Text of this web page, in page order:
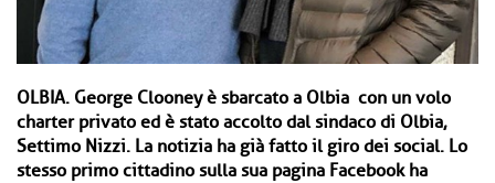
OLBIA. George Clooney è sbarcato a Olbia con un volo
charter privato ed è stato accolto dal sindaco di Olbia,
Settimo Nizzi. La notizia ha già fatto il giro dei social. Lo
stesso primo cittadino sulla sua pagina Facebook ha